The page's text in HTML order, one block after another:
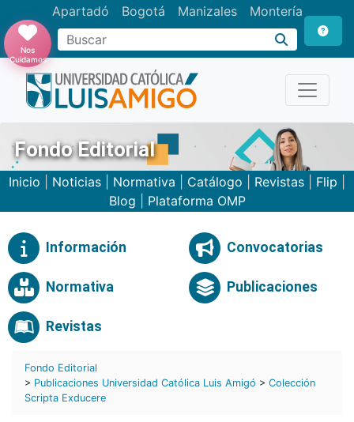
Apartadó Bogotá Manizales Montería
Buscar
Nos
Cuidamos
Fondo Editorial
Inicio Noticias Normativa Catálogo Revistas Flip
Blog
Plataforma OMP
Información Convocatorias
Normativa Publicaciones
Revistas
Fondo Editorial
> Publicaciones Universidad Católica Luis Amigó > Colección
Scripta Exducere